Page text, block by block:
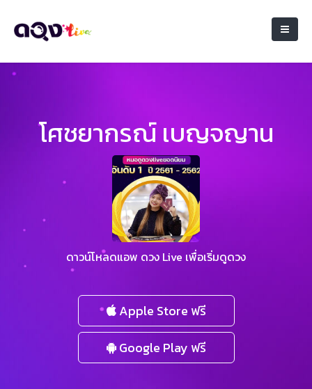
โศชยากรณ์ เบญจญาน
ดาวน์โหลดแอพ ดวง Live เพื่อเริ่มดูดวง
Apple Store ฟรี
Google Play ฟรี